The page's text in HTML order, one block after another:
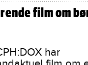
film om
har